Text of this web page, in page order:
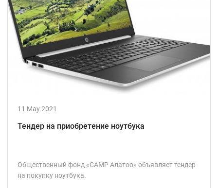
11 May 2021
Тендер на приобретение ноутбука
Общественный фонд «САMP Алатоо» объявляет тендер
на покупку ноутбука.